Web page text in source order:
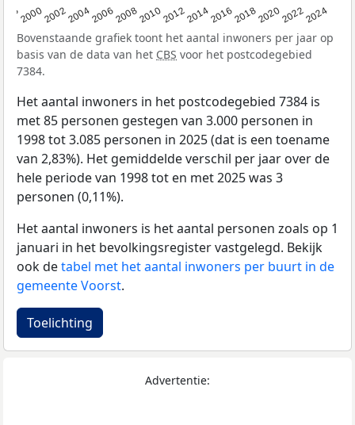
2000200220042006200820102012201420162018202020222024
Bovenstaande grafiek toont het aantal inwoners per jaar op
basis van de data van het CBS voor het postcodegebied
7384.
Het aantal inwoners in het postcodegebied 7384 is
met 85 personen gestegen van 3.000 personen in
1998 tot 3.085 personen in 2025 (dat is een toename
van 2,83%). Het gemiddelde verschil per jaar over de
hele periode van 1998 tot en met 2025 was 3
personen (0,11%).
Het aantal inwoners is het aantal personen zoals op 1
januari in het bevolkingsregister vastgelegd. Bekijk
ook detabel met het aantal inwoners per buurt in de
gemeente Voorst.
Toelichting
Advertentie: